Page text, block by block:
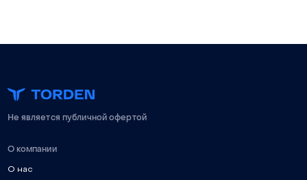
Не является публичной офертой
О компании
О нас